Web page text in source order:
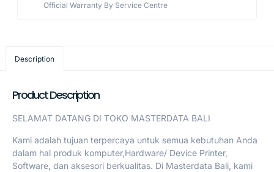
Official Warranty By Service Centre
Description
Product Description
SELAMAT DATANG DI TOKO MASTERDATA BALI
Kami adalah tujuan terpercaya untuk semua kebutuhan Anda
dalam hal produk komputer,Hardware/ Device Printer,
Software, dan aksesori berkualitas. Di Masterdata Bali, kami